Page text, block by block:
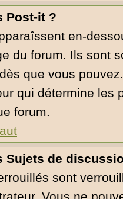
Post-it ?
en-
du forum. Ils sont
que vous
qui détermine les
forum.
Sujets de
sont